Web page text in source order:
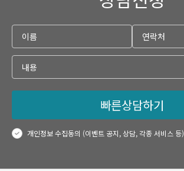
빠른상담하기
개인정보 수집동의 (이벤트 공지, 상담, 각종 서비스 등)